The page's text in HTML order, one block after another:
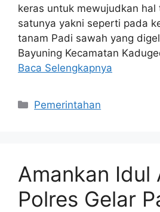
keras untuk mewujudkan hal
satunya yakni seperti pada
tanam Padi sawah yang
Bayuning Kecamatan
Baca Selengkapnya
Kategori
Pemerintahan
Amankan Idul
Polres Gelar